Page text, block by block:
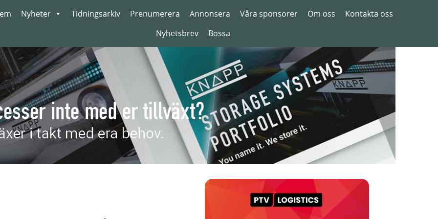
Nyheter Tidningsarkiv Prenumerera Annonsera Våra sponsorer Om oss
Kontakta oss
Nyhetsbrev
Bossa